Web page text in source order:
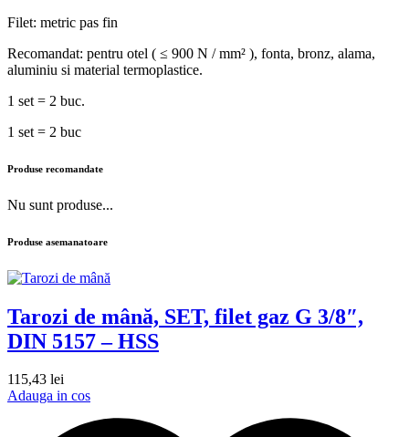
Filet: metric pas fin
Recomandat: pentru otel ( ≤ 900 N / mm² ), fonta, bronz, alama,
aluminiu si material termoplastice.
1 set = 2 buc.
1 set = 2 buc
Produse recomandate
Nu sunt produse...
Produse asemanatoare
Tarozi de mână, SET, filet gaz G 3/8″,
DIN 5157 – HSS
115,43 lei
Adauga in cos